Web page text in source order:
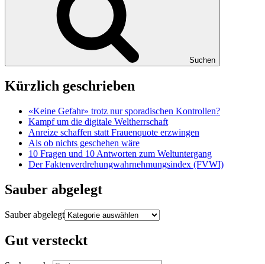
Suchen
Kürzlich geschrieben
«Keine Gefahr» trotz nur sporadischen Kontrollen?
Kampf um die digitale Weltherrschaft
Anreize schaffen statt Frauenquote erzwingen
Als ob nichts geschehen wäre
10 Fragen und 10 Antworten zum Weltuntergang
Der Faktenverdrehungwahrnehmungsindex (FVWI)
Sauber abgelegt
Sauber abgelegt
Gut versteckt